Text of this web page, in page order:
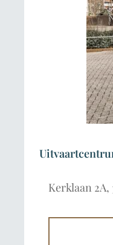
Kerklaan 2A,